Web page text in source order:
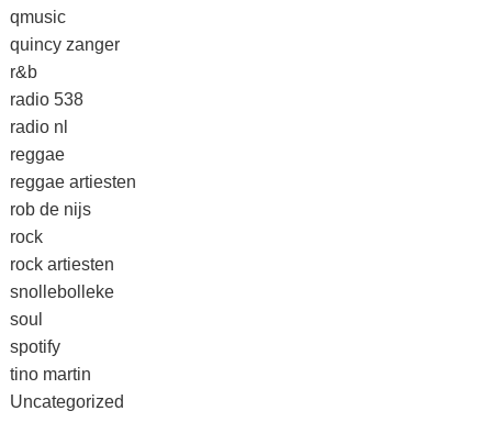
qmusic
quincy zanger
r&b
radio 538
radio nl
reggae
reggae artiesten
rob de nijs
rock
rock artiesten
snollebolleke
soul
spotify
tino martin
Uncategorized